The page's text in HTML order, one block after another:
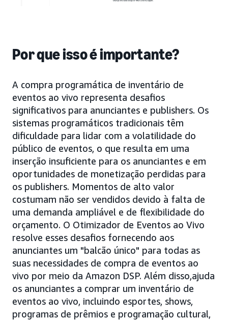
Por que isso é importante?
A compra programática de inventário de
eventos ao vivo representa desafios
significativos para anunciantes e publishers. Os
sistemas programáticos tradicionais têm
dificuldade para lidar com a volatilidade do
público de eventos, o que resulta em uma
inserção insuficiente para os anunciantes e em
oportunidades de monetização perdidas para
os publishers. Momentos de alto valor
costumam não ser vendidos devido à falta de
uma demanda ampliável e de flexibilidade do
orçamento. O Otimizador de Eventos ao Vivo
resolve esses desafios fornecendo aos
anunciantes um "balcão único" para todas as
suas necessidades de compra de eventos ao
vivo por meio da Amazon DSP. Além disso,ajuda
os anunciantes a comprar um inventário de
eventos ao vivo, incluindo esportes, shows,
programas de prêmios e programação cultural,